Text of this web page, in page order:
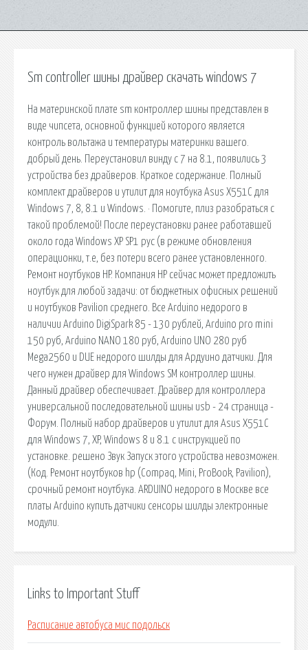
Sm controller шины драйвер скачать windows 7
На материнской плате sm контроллер шины представлен в
виде чипсета, основной функцией которого является
контроль вольтажа и температуры материнки вашего.
добрый день. Переустановил винду с 7 на 8.1, появились 3
устройства без драйверов. Краткое содержание. Полный
комплект драйверов и утилит для ноутбука Asus X551C для
Windows 7, 8, 8.1 и Windows. · Помогите, плиз разобраться с
такой проблемой! После переустановки ранее работавшей
около года Windows XP SP1 рус (в режиме обновления
операционки, т.е, без потери всего ранее установленного.
Ремонт ноутбуков HP. Компания HP сейчас может предложить
ноутбук для любой задачи: от бюджетных офисных решений
и ноутбуков Pavilion среднего. Все Arduino недорого в
наличии Arduino DigiSpark 85 - 130 рублей, Arduino pro mini
150 руб, Arduino NANO 180 руб, Arduino UNO 280 руб
Mega2560 и DUE недорого шилды для Ардуино датчики. Для
чего нужен драйвер для Windows SM контроллер шины.
Данный драйвер обеспечивает. Драйвер для контроллера
универсальной последовательной шины usb - 24 страница -
Форум. Полный набор драйверов и утилит для Asus X551C
для Windows 7, XP, Windows 8 и 8.1 с инструкцией по
установке. решено Звук Запуск этого устройства невозможен.
(Код. Ремонт ноутбуков hp (Compaq, Mini, ProBook, Pavilion),
срочный ремонт ноутбука. ARDUINO недорого в Москве все
платы Arduino купить датчики сенсоры шилды электронные
модули.
Links to Important Stuff
Расписание автобуса мис подольск